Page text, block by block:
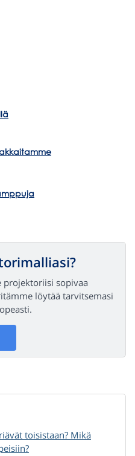
projektoriisi sopivaa
löytää tarvitsemasi
toisistaan? Mikä